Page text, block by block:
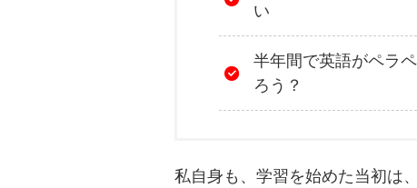
い
半年間で英語がペラ
ろう？
私自身も、学習を始めた当初は